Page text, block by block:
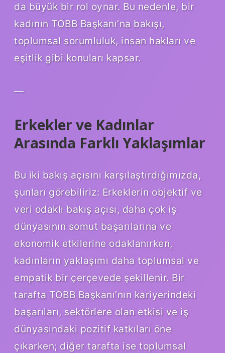
da büyük bir rol oynar. Bu nedenle, bir
kadının TOBB Başkanı’na bakışı,
toplumsal sorumluluk, insan hakları ve
eşitlik gibi konuları kapsar.
—
Erkekler ve Kadınlar
Arasında Farklı Yaklaşımlar
Bu iki bakış açısını karşılaştırdığımızda,
şunları görebiliriz: Erkeklerin objektif ve
veri odaklı bakış açısı, daha çok iş
dünyasının somut başarılarına ve
ekonomik etkilerine odaklanırken,
kadınların yaklaşımı daha toplumsal ve
empatik bir çerçevede şekillenir. Bir
tarafta TOBB Başkanı’nın kariyerindeki
başarıları, sektörlere olan etkisi ve iş
dünyasındaki pozitif katkıları öne
çıkarken; diğer tarafta ise toplumsal